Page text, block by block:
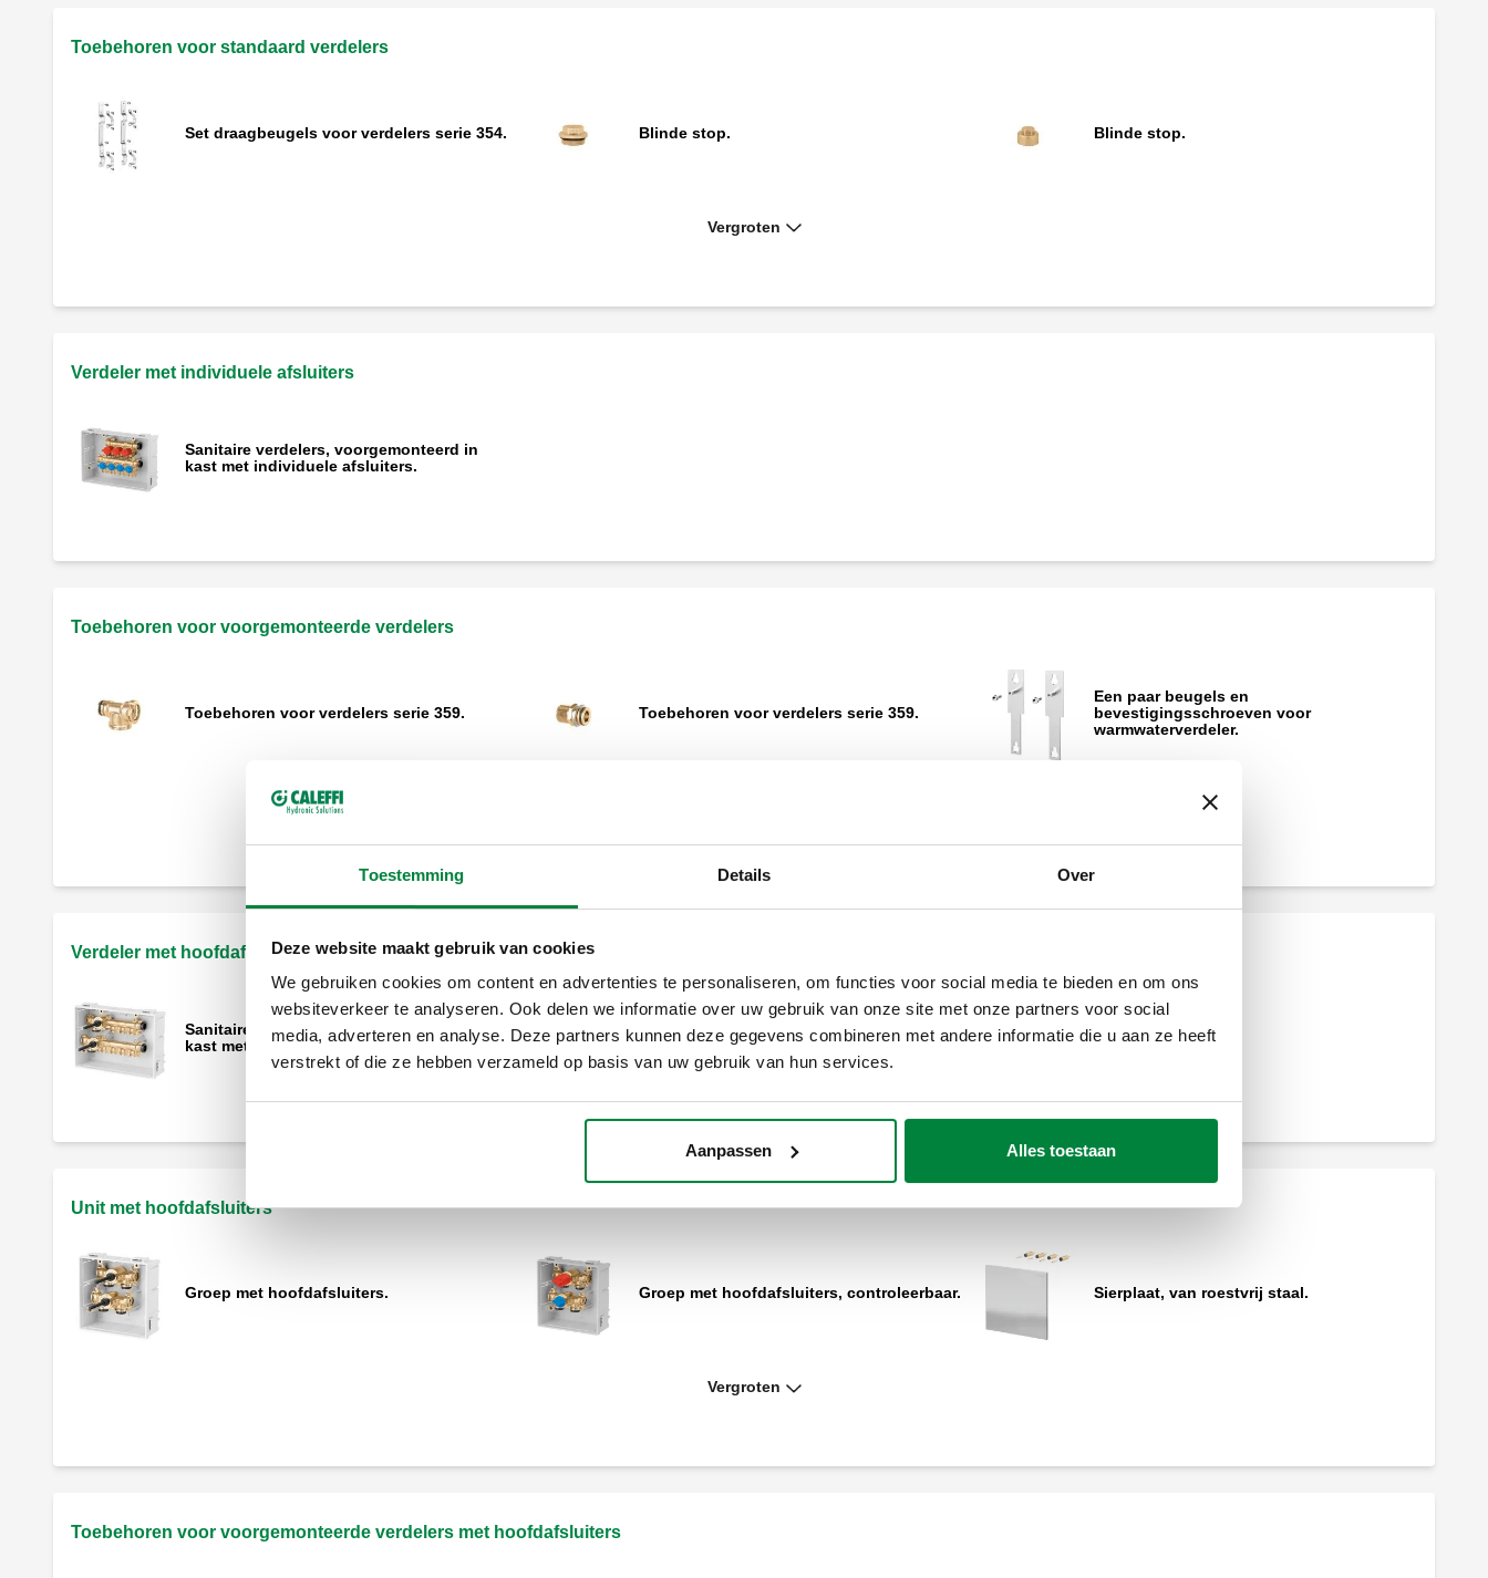
Toestemming Details Over
Deze website maakt gebruik van cookies
We gebruiken cookies om content en advertenties te personaliseren, om functies voor social media te bieden en om ons
websiteverkeer te analyseren. Ook delen we informatie over uw gebruik van onze site met onze partners voor social
media, adverteren en analyse. Deze partners kunnen deze gegevens combineren met andere informatie die u aan ze heeft
verstrekt of die ze hebben verzameld op basis van uw gebruik van hun services.
Aanpassen Alles toestaan
Toebehoren voor standaard verdelers
Set draagbeugels voor verdelers serie 354. Blinde stop. Blinde stop.
Koppeling voor de aansluiting van
Vergroten
Verdeler met individuele afsluiters
Sanitaire verdelers, voorgemonteerd in
kast met individuele afsluiters.
Toebehoren voor voorgemonteerde verdelers
Toebehoren voor verdelers serie 359. Toebehoren voor verdelers serie 359.
Een paar beugels en
bevestigingsschroeven voor
warmwaterverdeler.
Een paar beugels en
koudwaterverdeler.
knoppen).
Sierplaat.
Sanitaire verdelers, voorgemonteerd in
Verdeler met hoofdafsluiters
Sanitaire verdelers, voorgemonteerd in
kast met hoofdafsluiters.
Unit met hoofdafsluiters
Groep met hoofdafsluiters. Groep met hoofdafsluiters, controleerbaar. Sierplaat, van roestvrij staal.
Vergroten
Toebehoren voor voorgemonteerde verdelers met hoofdafsluiters